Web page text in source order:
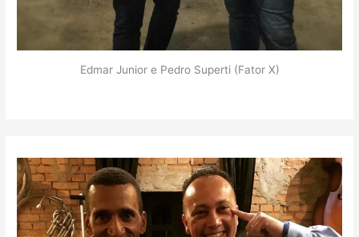
Edmar Junior e Pedro Superti (Fator X)